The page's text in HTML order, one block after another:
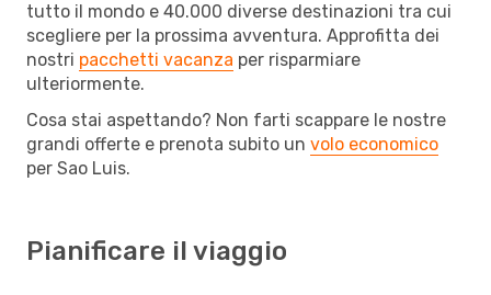
tutto il mondo e 40.000 diverse destinazioni tra cui
scegliere per la prossima avventura. Approfitta dei
nostri pacchetti vacanza per risparmiare
ulteriormente.
Cosa stai aspettando? Non farti scappare le nostre
grandi offerte e prenota subito un volo economico
per Sao Luis.
Pianificare il viaggio